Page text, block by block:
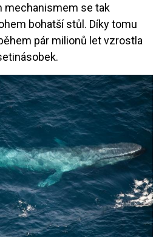
mechanismem se tak
bohatší stůl. Díky tomu
pár milionů let vzrostla